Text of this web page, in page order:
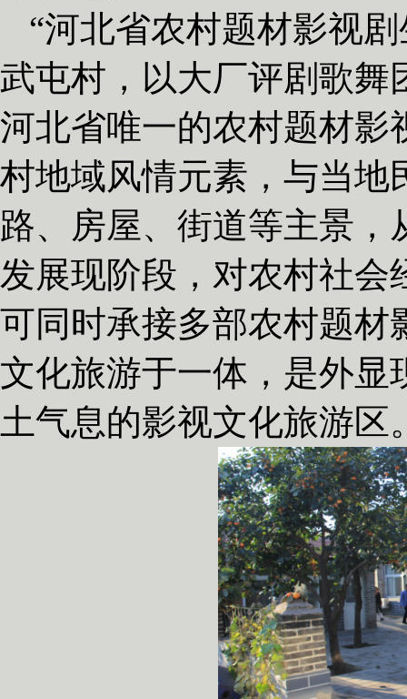
“河北省农村题材影视
武屯村，以大厂评剧歌舞
河北省唯一的农村题材影
村地域风情元素，与当地
路、房屋、街道等主景，
发展现阶段，对农村社会
可同时承接多部农村题材
文化旅游于一体，是外显
土气息的影视文化旅游区